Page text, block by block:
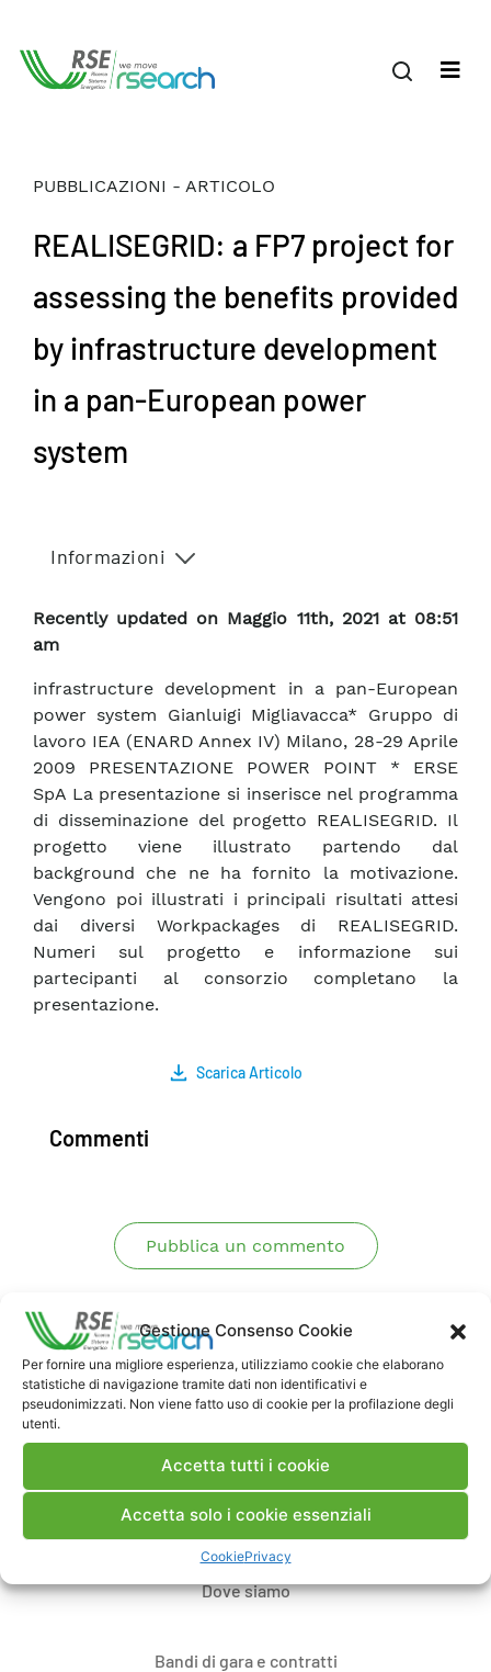
Gestione Consenso Cookie
Per fornire una migliore esperienza, utilizziamo cookie che elaborano
statistiche di navigazione tramite dati non identificativi e
pseudonimizzati. Non viene fatto uso di cookie per la profilazione degli
utenti.
Accetta tutti i cookie
Accetta solo i cookie essenziali
CookiePrivacy
PUBBLICAZIONI - ARTICOLO
REALISEGRID: a FP7 project for
assessing the benefits provided
by infrastructure development
in a pan-European power
system
Informazioni
Recently updated on Maggio 11th, 2021 at 08:51
am
infrastructure development in a pan-European
power system Gianluigi Migliavacca* Gruppo di
lavoro IEA (ENARD Annex IV) Milano, 28-29 Aprile
2009 PRESENTAZIONE POWER POINT * ERSE
SpA La presentazione si inserisce nel programma
di disseminazione del progetto REALISEGRID. Il
progetto viene illustrato partendo dal
background che ne ha fornito la motivazione.
Vengono poi illustrati i principali risultati attesi
dai diversi Workpackages di REALISEGRID.
Numeri sul progetto e informazione sui
partecipanti al consorzio completano la
presentazione.
Scarica Articolo
Commenti
Pubblica un commento
Contatti
Note Legali
Dove siamo
Bandi di gara e contratti